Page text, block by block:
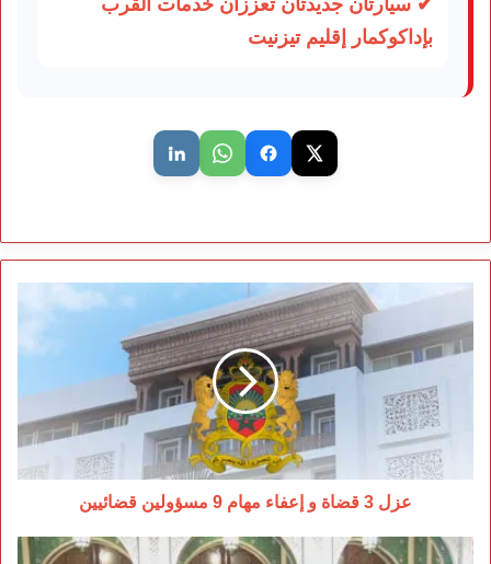
بإداكوكمار إقليم تيزنيت
عزل
3
قضاة
و
إعفاء
مهام
مسؤولين
قضائيين
عزل 3 قضاة و إعفاء مهام 9 مسؤولين قضائيين
لحظة